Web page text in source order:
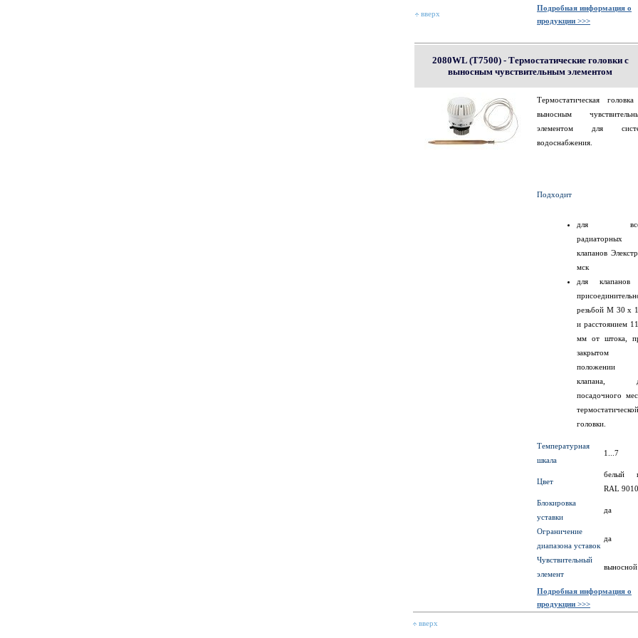
вверх
Подробная информация о
продукции >>>
2080WL (T7500) - Термостатические головки с
выносным чувствительным элементом
Термостатическая
выносным
элементом для
водоснабжения.
Подходит
для
радиаторных
клапанов
мск
для
резьбой M 30 x
и расстоянием
мм от штока,
закрытом
положении
клапана,
посадочного
термостатической
головки.
Температурная
шкала
1...7
Цвет
белый
RAL 9010
Блокировка
уставки
да
Ограничение
диапазона уставок
да
Чувствительный
элемент
выносной
Подробная информация о
продукции >>>
вверх